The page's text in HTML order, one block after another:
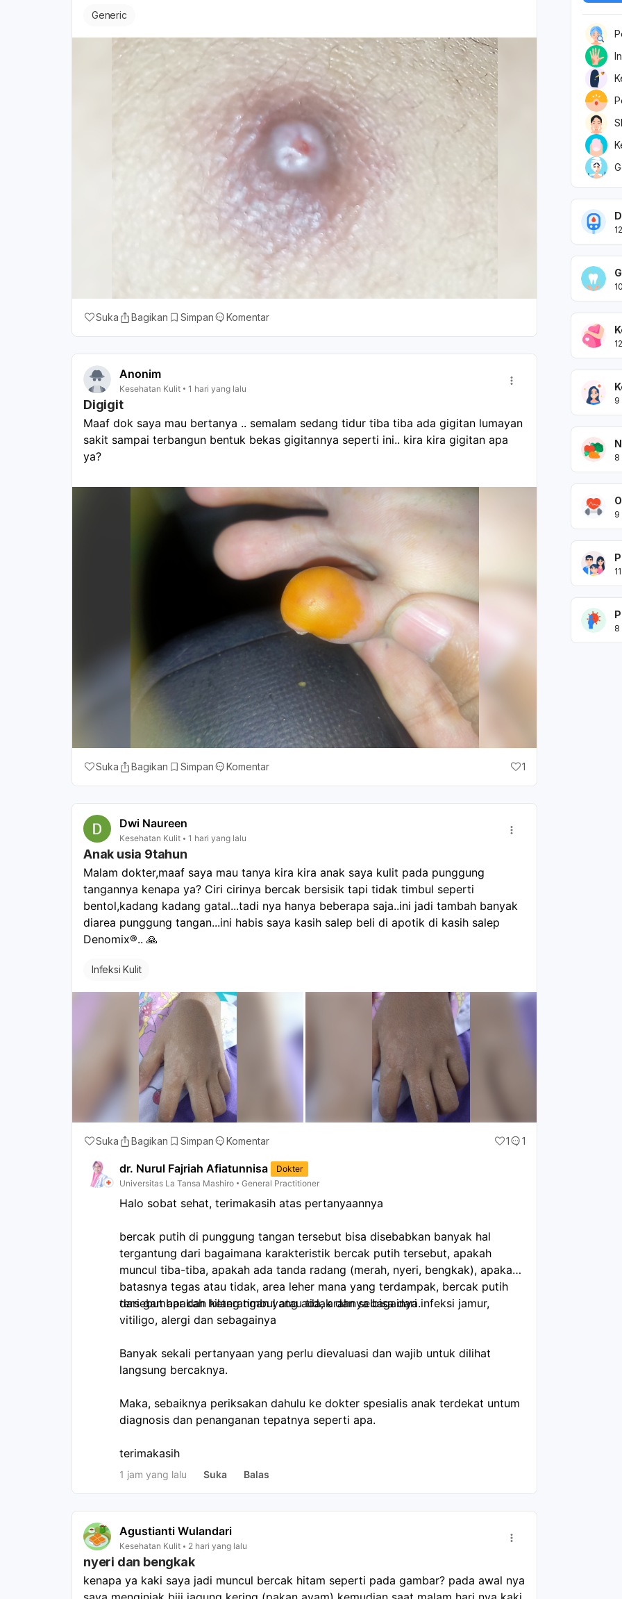
Generic
Suka Bagikan Simpan Komentar
Anonim
Kesehatan Kulit 1 hari yang lalu
Digigit
Maaf dok saya mau bertanya .. semalam sedang tidur tiba tiba ada gigitan lumayan
sakit sampai terbangun bentuk bekas gigitannya seperti ini.. kira kira gigitan apa
ya?
Suka Bagikan Simpan Komentar 1
Dwi Naureen
Kesehatan Kulit 1 hari yang lalu
Anak usia 9tahun
Malam dokter,maaf saya mau tanya kira kira anak saya kulit pada punggung
tangannya kenapa ya? Ciri cirinya bercak bersisik tapi tidak timbul seperti
bentol,kadang kadang gatal...tadi nya hanya beberapa saja..ini jadi tambah banyak
diarea punggung tangan...ini habis saya kasih salep beli di apotik di kasih salep
Denomix®.. 🙏
Infeksi Kulit
Suka Bagikan Simpan Komentar 1 1
dr. Nurul Fajriah Afiatunnisa
Dokter
Universitas La Tansa Mashiro
General Practitioner
Halo sobat sehat, terimakasih atas pertanyaannya
bercak putih di punggung tangan tersebut bisa disebabkan banyak hal
tergantung dari bagaimana karakteristik bercak putih tersebut, apakah
muncul tiba-tiba, apakah ada tanda radang (merah, nyeri, bengkak), apakah
batasnya tegas atau tidak, area leher mana yang terdampak, bercak putih
tersebut apakah hilang timbul atau tidak dan sebagainya.
dari gambar dan keterangan yang ada, arahnya bisa dari infeksi jamur,
vitiligo, alergi dan sebagainya
Banyak sekali pertanyaan yang perlu dievaluasi dan wajib untuk dilihat
langsung bercaknya.
Maka, sebaiknya periksakan dahulu ke dokter spesialis anak terdekat untum
diagnosis dan penanganan tepatnya seperti apa.
terimakasih
1 jam yang lalu Suka Balas
Agustianti Wulandari
Kesehatan Kulit 2 hari yang lalu
nyeri dan bengkak
kenapa ya kaki saya jadi muncul bercak hitam seperti pada gambar? pada awal nya
12
10
12
9
8
9
11
8